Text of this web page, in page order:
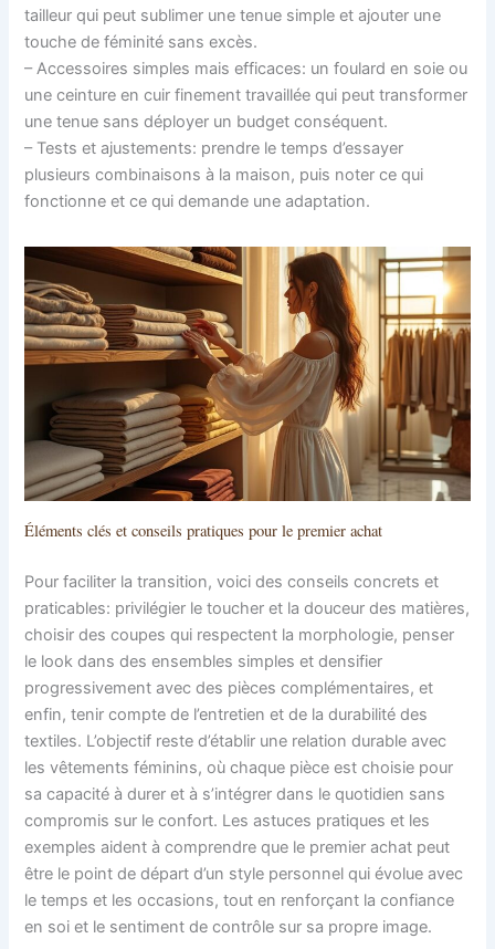
tailleur qui peut sublimer une tenue simple et ajouter une
touche de féminité sans excès.
– Accessoires simples mais efficaces: un foulard en soie ou
une ceinture en cuir finement travaillée qui peut transformer
une tenue sans déployer un budget conséquent.
– Tests et ajustements: prendre le temps d’essayer
plusieurs combinaisons à la maison, puis noter ce qui
fonctionne et ce qui demande une adaptation.
Éléments clés et conseils pratiques pour le premier achat
Pour faciliter la transition, voici des conseils concrets et
praticables: privilégier le toucher et la douceur des matières,
choisir des coupes qui respectent la morphologie, penser
le look dans des ensembles simples et densifier
progressivement avec des pièces complémentaires, et
enfin, tenir compte de l’entretien et de la durabilité des
textiles. L’objectif reste d’établir une relation durable avec
les vêtements féminins, où chaque pièce est choisie pour
sa capacité à durer et à s’intégrer dans le quotidien sans
compromis sur le confort. Les astuces pratiques et les
exemples aident à comprendre que le premier achat peut
être le point de départ d’un style personnel qui évolue avec
le temps et les occasions, tout en renforçant la confiance
en soi et le sentiment de contrôle sur sa propre image.